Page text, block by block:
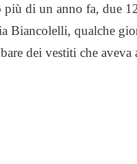
di un anno fa, due
Biancolelli, qualche
dei vestiti che